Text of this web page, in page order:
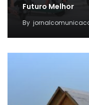
Futuro Melhor
By